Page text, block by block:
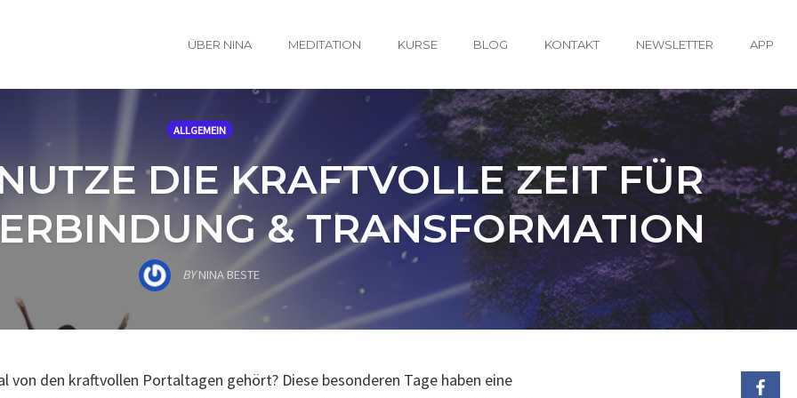
ÜBER NINA MEDITATION KURSE BLOG KONTAKT NEWSLETTER APP
ALLGEMEIN
DIE KRAFTVOLLE ZEIT FÜR
& TRANSFORMATION
BY NINA BESTE
von den kraftvollen Portaltagen gehört? Diese besonderen Tage haben eine